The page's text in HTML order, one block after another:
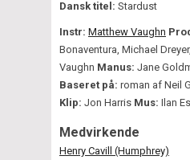
Dansk titel: Stardust
Instr: Matthew Vaughn
Bonaventura, Michael
Vaughn Manus: Jane
Baseret på: roman af Neil
Klip: Jon Harris Mus: Ilan
Medvirkende
Henry Cavill (Humphrey)